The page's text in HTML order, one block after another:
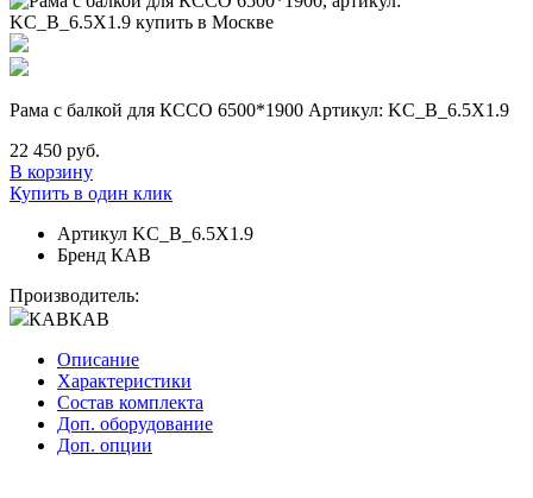
Рама с балкой для КССО 6500*1900 Артикул: KC_B_6.5X1.9
22 450 руб.
В корзину
Купить в один клик
Артикул KC_B_6.5X1.9
Бренд КАВ
Производитель:
КАВКАВ
Описание
Характеристики
Состав комплекта
Доп. оборудование
Доп. опции